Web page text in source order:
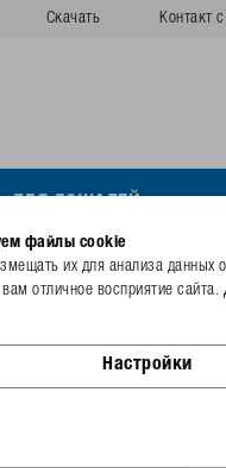
Скачать Контакт
файлы cookie
их для анализа данных о
вам отличное восприятие
Настройки